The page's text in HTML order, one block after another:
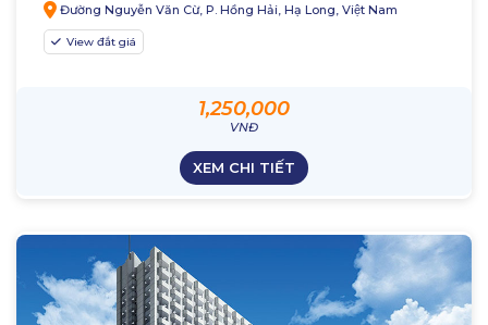
Đường Nguyễn Văn Cừ, P. Hồng Hải, Hạ Long, Việt Nam
View đắt giá
1,250,000
VNĐ
XEM CHI TIẾT